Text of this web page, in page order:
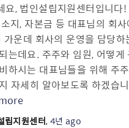
요, 법인설립지원센터입니
지, 자본금 등 대표님의 회
가운데 회사의 운영을 담당
는데요. 주주와 임원, 어떻
하시는 대표님들을 위해 주
자세히 알아보도록 하겠습
립지원센터, 4년 ago